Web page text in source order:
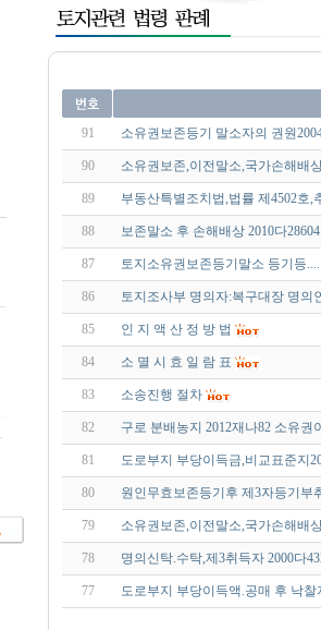
91 소유권보존등기 말소자의 권원
90 소유권보존,이전말소,국가손해배
89 부동산특별조치법,법률 제4502호,
88 보존말소 후 손해배상 2010다28604
87 토지소유권보존등기말소 등기등
86 토지조사부 명의자:복구대장 명의
85 인 지 액 산 정 방 법
84 소 멸 시 효 일 람 표
83 소송진행 절차
82 구로 분배농지 2012재나82 소유권
81 도로부지 부당이득금,비교표준지
80 원인무효보존등기후 제3자등기부
79 소유권보존,이전말소,국가손해배
78 명의신탁.수탁,제3취득자 2000다
77 도로부지 부당이득액.공매 후 낙찰